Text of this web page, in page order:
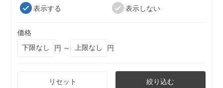
表示する
表示しない
価格
円 ～
円
リセット 絞り込む